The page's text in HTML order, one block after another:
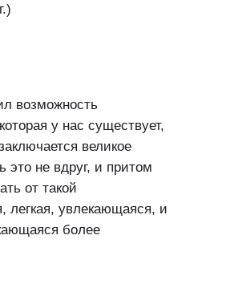
возможность
у нас существует,
великое
не вдруг, и притом
от такой
легкая, увлекающаяся, и
более